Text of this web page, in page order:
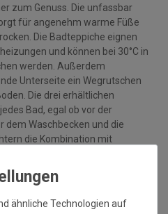
zum Genuss. Die unfassbar
für angenehm warme Füße
Die Badteppiche eignen
und können bei 30°C in
werden. Außerdem
Unterseite ein Wegrutschen
Die drei erhältlichen
Bad, egal ob vor der
dem Waschbecken und die
die Kombination mit
ähnliche Technologien auf